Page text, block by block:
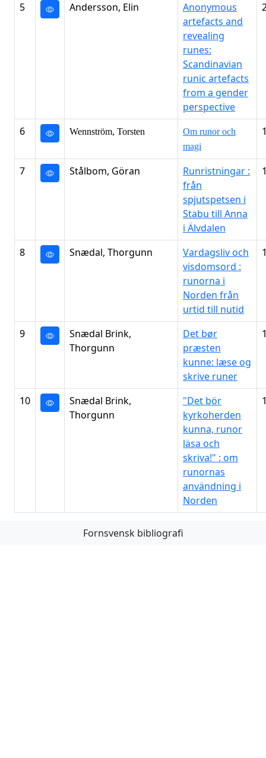
5 Andersson, Elin
Anonymous
artefacts and
revealing
runes:
Scandinavian
runic artefacts
from a gender
perspective
6 Wennström, Torsten
Om runor och
magi
7 Stålbom, Göran
Runristningar :
från
spjutspetsen i
Stabu till Anna
i Älvdalen
8 Snædal, Thorgunn
Vardagsliv och
visdomsord :
runorna i
Norden från
urtid till nutid
9
Snædal Brink,
Thorgunn
Det bør
præsten
kunne: læse og
skrive runer
10
Snædal Brink,
Thorgunn
"Det bör
kyrkoherden
kunna, runor
läsa och
skriva!" : om
runornas
användning i
Norden
Föregående Nästa
Fornsvensk bibliografi